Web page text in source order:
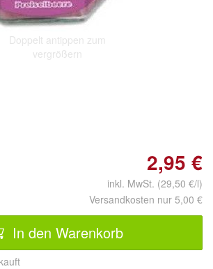
Doppelt antippen zum
vergrößern
2,95 €
inkl. MwSt. (29,50 €/l)
Versandkosten nur 5,00 €
In den Warenkorb